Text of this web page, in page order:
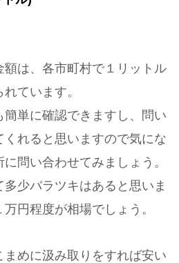
は、各市町村で１リットル
ています。
単に確認できますし、問い
れると思いますので気にな
問い合わせてみましょう。
少バラツキはあると思いま
円程度が相場でしょう。
めに汲み取りをすれば安い